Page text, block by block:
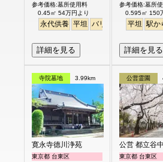
参考価格:墓所使用料
0.45㎡ 54万円より
永代供養 平坦 バリアフリー 駅から
詳細を見る
参考価格:墓所
0.595㎡ 150
平坦 駅か
詳細を見る
寺院墓地 3.99km
寛永寺德川浄苑
東京都 台東区
公営霊園
公営 都立谷
東京都 台東区